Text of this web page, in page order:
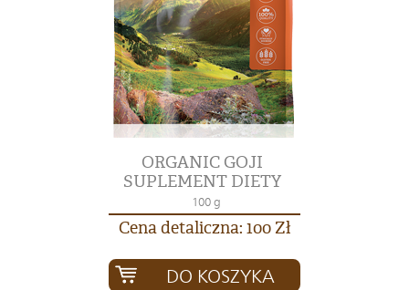
ORGANIC GOJI
SUPLEMENT DIETY
100 g
Cena detaliczna: 100 Zł
DO KOSZYKA